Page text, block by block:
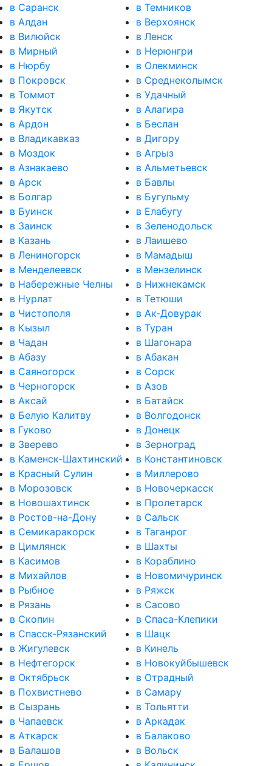
в Саранск
в Темников
в Алдан
в Верхоянск
в Вилюйск
в Ленск
в Мирный
в Нерюнгри
в Нюрбу
в Олекминск
в Покровск
в Среднеколымск
в Томмот
в Удачный
в Якутск
в Алагира
в Ардон
в Беслан
в Владикавказ
в Дигору
в Моздок
в Агрыз
в Азнакаево
в Альметьевск
в Арск
в Бавлы
в Болгар
в Бугульму
в Буинск
в Елабугу
в Заинск
в Зеленодольск
в Казань
в Лаишево
в Лениногорск
в Мамадыш
в Менделеевск
в Мензелинск
в Набережные Челны
в Нижнекамск
в Нурлат
в Тетюши
в Чистополя
в Ак-Довурак
в Кызыл
в Туран
в Чадан
в Шагонара
в Абазу
в Абакан
в Саяногорск
в Сорск
в Черногорск
в Азов
в Аксай
в Батайск
в Белую Калитву
в Волгодонск
в Гуково
в Донецк
в Зверево
в Зерноград
в Каменск-Шахтинский
в Константиновск
в Красный Сулин
в Миллерово
в Морозовск
в Новочеркасск
в Новошахтинск
в Пролетарск
в Ростов-на-Дону
в Сальск
в Семикаракорск
в Таганрог
в Цимлянск
в Шахты
в Касимов
в Кораблино
в Михайлов
в Новомичуринск
в Рыбное
в Ряжск
в Рязань
в Сасово
в Скопин
в Спаса-Клепики
в Спасск-Рязанский
в Шацк
в Жигулевск
в Кинель
в Нефтегорск
в Новокуйбышевск
в Октябрьск
в Отрадный
в Похвистнево
в Самару
в Сызрань
в Тольятти
в Чапаевск
в Аркадак
в Аткарск
в Балаково
в Балашов
в Вольск